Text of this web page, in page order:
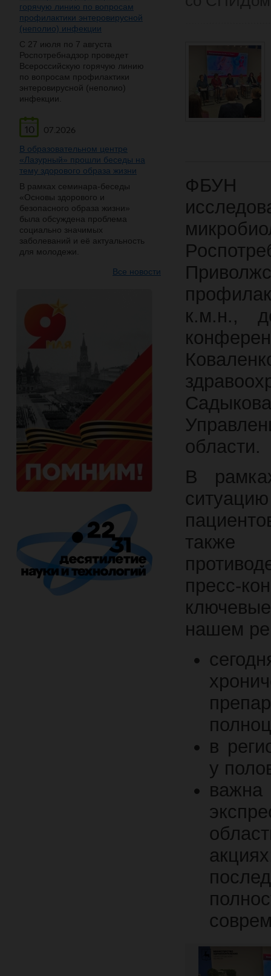
горячую линию по вопросам
профилактики энтеровирусной
(неполио) инфекции
С 27 июля по 7 августа
Роспотребнадзор проведет
Всероссийскую горячую линию
по вопросам профилактики
энтеровирусной (неполио)
инфекции.
10
07.2026
В образовательном центре
«Лазурный» прошли беседы на
тему здорового образа жизни
В рамках семинара-беседы
«Основы здорового и
безопасного образа жизни»
была обсуждена проблема
социально значимых
заболеваний и её актуальность
для молодежи.
Все новости
ФБУН
к.м.н.,
области.
В
также
пресс-
нашем
в
у